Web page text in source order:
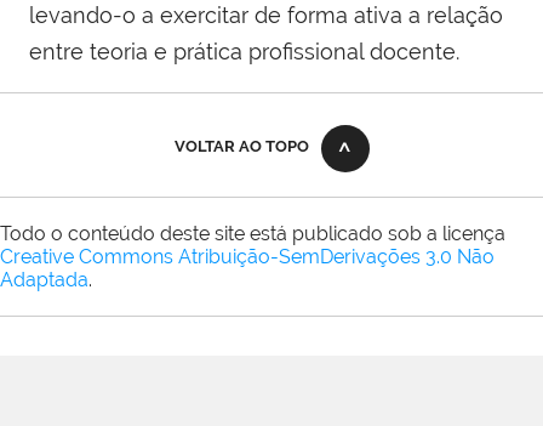
levando-o a exercitar de forma ativa a relação
entre teoria e prática profissional docente.
VOLTAR AO TOPO
Todo o conteúdo deste site está publicado sob a licença
Creative Commons Atribuição-SemDerivações 3.0 Não
Adaptada.